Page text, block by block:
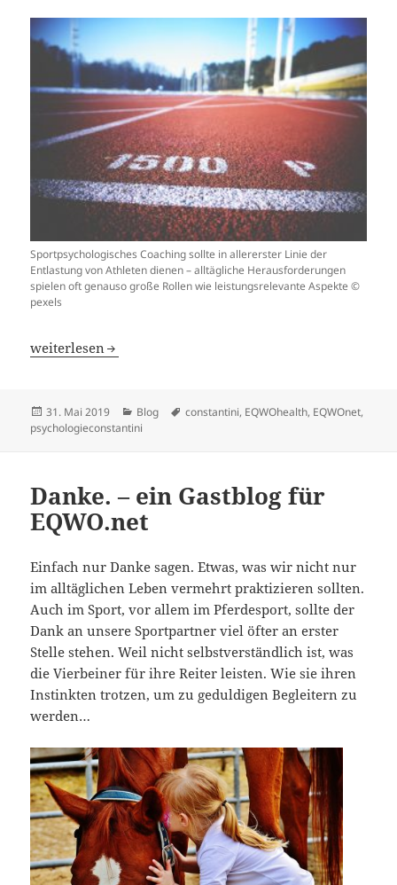
Sportpsychologisches Coaching sollte in allererster Linie der
Entlastung von Athleten dienen – alltägliche Herausforderungen
spielen oft genauso große Rollen wie leistungsrelevante Aspekte ©
pexels
Sportpsychologie – weil Herausforderungen des Lebens
weiterlesen
Veröffentlicht
am
31. Mai 2019 Kategorien
Blog Schlagwörter
constantini, EQWOhealth, EQWOnet,
psychologieconstantini
Danke. – ein Gastblog für
EQWO.net
Einfach nur Danke sagen. Etwas, was wir nicht nur
im alltäglichen Leben vermehrt praktizieren sollten.
Auch im Sport, vor allem im Pferdesport, sollte der
Dank an unsere Sportpartner viel öfter an erster
Stelle stehen. Weil nicht selbstverständlich ist, was
die Vierbeiner für ihre Reiter leisten. Wie sie ihren
Instinkten trotzen, um zu geduldigen Begleitern zu
werden…